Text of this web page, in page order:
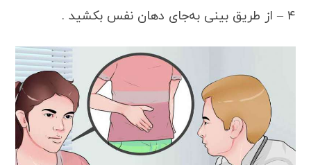
4 – از طریق بینی به‌جای دهان نفس بکشید .